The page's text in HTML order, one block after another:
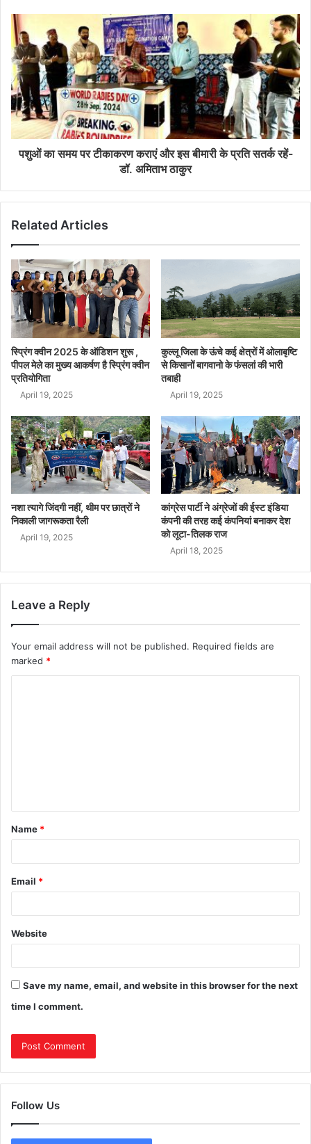
पशुओं का समय पर टीकाकरण कराएं और इस बीमारी के प्रति सतर्क रहें-
डॉ. अमिताभ ठाकुर
Related Articles
स्प्रिंग क्वीन 2025 के ऑडिशन शुरू ,
पीपल मेले का मुख्य आकर्षण है स्प्रिंग क्वीन
प्रतियोगिता
April 19, 2025
कुल्लू जिला के ऊंचे कई क्षेत्रों में ओलाबृष्टि
से किसानों बागवानो के फंसलां की भारी
तबाही
April 19, 2025
नशा त्यागे जिंदगी नहीं, थीम पर छात्रों ने
निकाली जागरूकता रैली
April 19, 2025
कांग्रेस पार्टी ने अंग्रेजों की ईस्ट इंडिया
कंपनी की तरह कई कंपनियां बनाकर देश
को लूटा-तिलक राज
April 18, 2025
Leave a Reply
Your email address will not be published. Required fields are
marked *
Name *
Email *
Website
Save my name, email, and website in this browser for the next
time I comment.
Follow Us